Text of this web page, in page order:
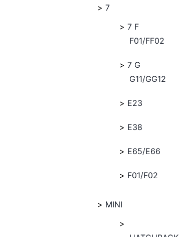
7
7 F
F01/FF02
7 G
G11/GG12
E23
E38
E65/E66
F01/F02
MINI